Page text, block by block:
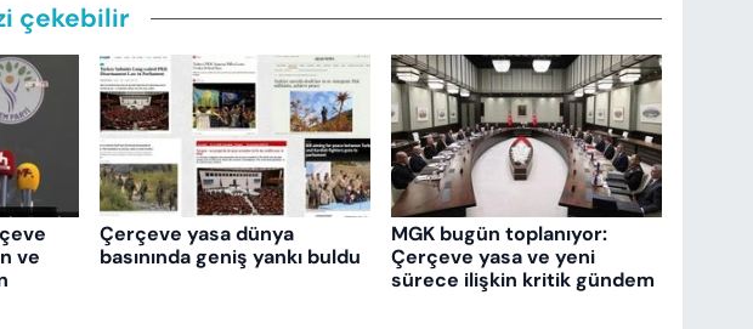
çekebilir
ve
Çerçeve yasa dünya
basınında geniş yankı buldu
MGK bugün toplanıyor:
Çerçeve yasa ve yeni
sürece ilişkin kritik gündem